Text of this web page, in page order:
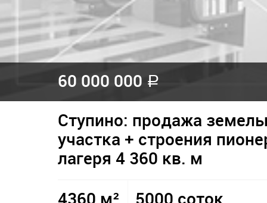
60 000 000 a
Ступино: продажа
участка + строения
лагеря 4 360 кв. м